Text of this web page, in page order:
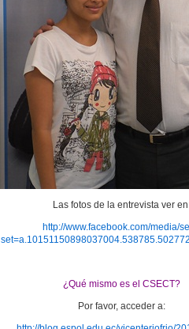
Las fotos de la entrevista ver
http://www.facebook.com/media/
¿Qué mismo es el CSECT?
Por favor, acceder a: